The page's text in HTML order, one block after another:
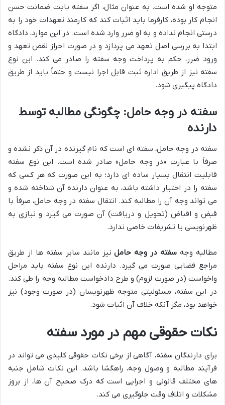
متوجه او شده است. به عنوان مثال، اگر سفته بابت ضمانت حسن
انجام کار بوده، کارفرما باید اثبات کند که کارمند تعهدات خود را به
درستی انجام نداده و به او ضرر وارد شده است. در این موارد، دادگاه
ابتدا به بررسی اصل تعهد می پردازد و در صورت احراز نقض تعهد و
ورود ضرر، حکم به پرداخت وجه سفته را صادر می کند. این نوع
سفته نیز از طریق اداره ثبت قابل اجرا نیست و حتماً باید از طریق
دادگاه پیگیری شود.
سفته در وجه حامل: چگونگی مطالبه توسط
دارنده
سفته در وجه حامل، سفته ای است که نام گیرنده در آن ذکر نشده و
صرفاً با عبارت «در وجه حامل» صادر شده است. این نوع سفته
قابلیت انتقال بسیار ساده ای دارد؛ به این صورت که هر کسی که
سفته را در اختیار داشته باشد، به عنوان دارنده آن شناخته شده و
می تواند وجه آن را مطالبه کند. انتقال سفته در وجه حامل، صرفاً با
قبض و اقباض (تحویل و دریافت) آن صورت می گیرد و نیازی به
ظهرنویسی یا تشریفات خاصی ندارد.
مطالبه وجه سفته در وجه حاملنیز مانند سایر سفته ها از طریق
مراجع قضایی صورت می گیرد. دارنده این نوع سفته باید مراحل
واخواست (در صورت لزوم) و طرح دادخواست مطالبه وجه را طی کند.
در این سفته، مسئولیتی متوجه ظهرنویسان (در صورت وجود) نیز
خواهد بود، مگر آنکه خلاف آن اثبات شود.
نکات حقوقی مهم در مورد سفته
برای دارندگان سفته، آگاهی از برخی نکات حقوقی کلیدی می تواند در
فرآیند مطالبه و وصول وجه، راهگشا باشد. این نکات شامل جنبه
های مختلف قانونی و اجرایی است که درک صحیح آن ها، از بروز
مشکلات و اتلاف وقت جلوگیری می کند.